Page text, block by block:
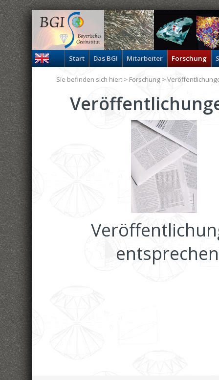
Start Das BGI Mitarbeiter Forschung
Sie befinden sich hier: > Forschung >